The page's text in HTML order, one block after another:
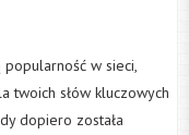
popularność w sieci,
twoich słów kluczowych
dopiero została